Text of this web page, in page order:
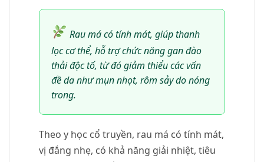
Rau má có tính mát, giúp thanh
lọc cơ thể, hỗ trợ chức năng gan đào
thải độc tố, từ đó giảm thiểu các vấn
đề da như mụn nhọt, rôm sảy do nóng
trong.
Theo y học cổ truyền, rau má có tính mát,
vị đắng nhẹ, có khả năng giải nhiệt, tiêu